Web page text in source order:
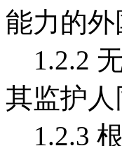
能力的外
1.2.2
其监护人
1.2.3